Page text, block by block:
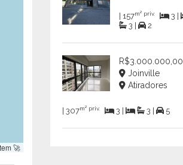
🚀
| 157m² priv.
3 |
3 |
2
R$3.000.000,00
Joinville
Atiradores
| 307m² priv. 3 | 3 | 5